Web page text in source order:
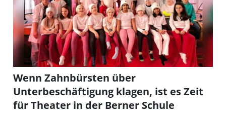
Wenn Zahnbürsten über
Unterbeschäftigung klagen, ist es Zeit
für Theater in der Berner Schule